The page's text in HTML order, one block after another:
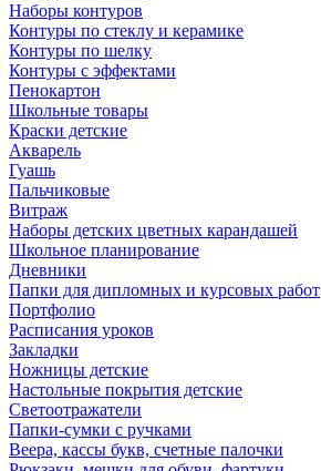
Наборы контуров
Контуры по стеклу и керамике
Контуры по шелку
Контуры с эффектами
Пенокартон
Школьные товары
Краски детские
Акварель
Гуашь
Пальчиковые
Витраж
Наборы детских цветных карандашей
Школьное планирование
Дневники
Папки для дипломных и курсовых работ
Портфолио
Расписания уроков
Закладки
Ножницы детские
Настольные покрытия детские
Светоотражатели
Папки-сумки с ручками
Веера, кассы букв, счетные палочки